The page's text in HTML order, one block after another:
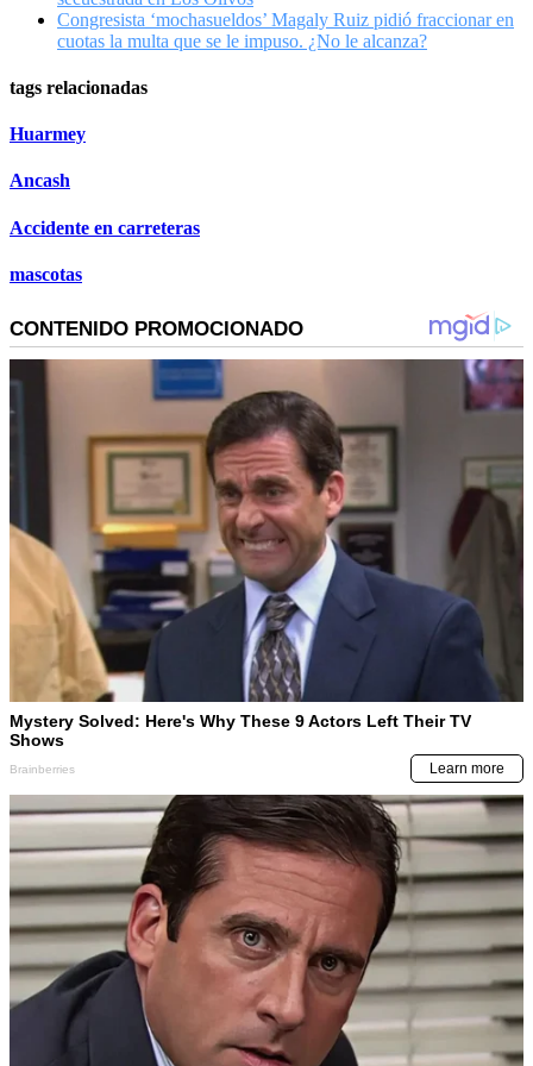
Congresista ‘mochasueldos’ Magaly Ruiz pidió fraccionar en
cuotas la multa que se le impuso. ¿No le alcanza?
tags relacionadas
Huarmey
Ancash
Accidente en carreteras
mascotas